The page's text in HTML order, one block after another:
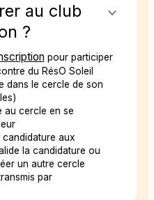
au club
?
pour participer
du RésO Soleil
dans le cercle de son
au cercle en se
candidature aux
la candidature ou
un autre cercle
par